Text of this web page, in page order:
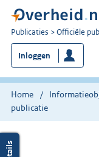
U
bent
nu
hier:
Publicaties Officiële
Inloggen
Home
publicatie